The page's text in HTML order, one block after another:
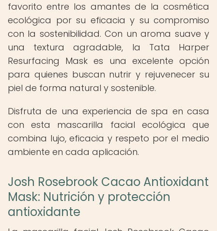
favorito entre los amantes de la cosmética
ecológica por su eficacia y su compromiso
con la sostenibilidad. Con un aroma suave y
una textura agradable, la Tata Harper
Resurfacing Mask es una excelente opción
para quienes buscan nutrir y rejuvenecer su
piel de forma natural y sostenible.
Disfruta de una experiencia de spa en casa
con esta mascarilla facial ecológica que
combina lujo, eficacia y respeto por el medio
ambiente en cada aplicación.
Josh Rosebrook Cacao Antioxidant
Mask: Nutrición y protección
antioxidante